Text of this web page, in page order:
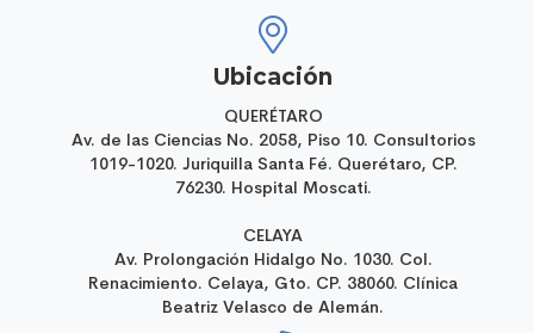
Ubicación
QUERÉTARO
Av. de las Ciencias No. 2058, Piso 10. Consultorios
1019-1020. Juriquilla Santa Fé. Querétaro, CP.
76230. Hospital Moscati.
CELAYA
Av. Prolongación Hidalgo No. 1030. Col.
Renacimiento. Celaya, Gto. CP. 38060. Clínica
Beatriz Velasco de Alemán.